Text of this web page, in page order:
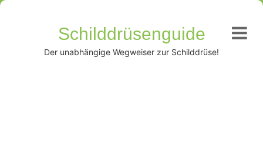
Schilddrüsenguide
Der unabhängige Wegweiser zur Schilddrüse!